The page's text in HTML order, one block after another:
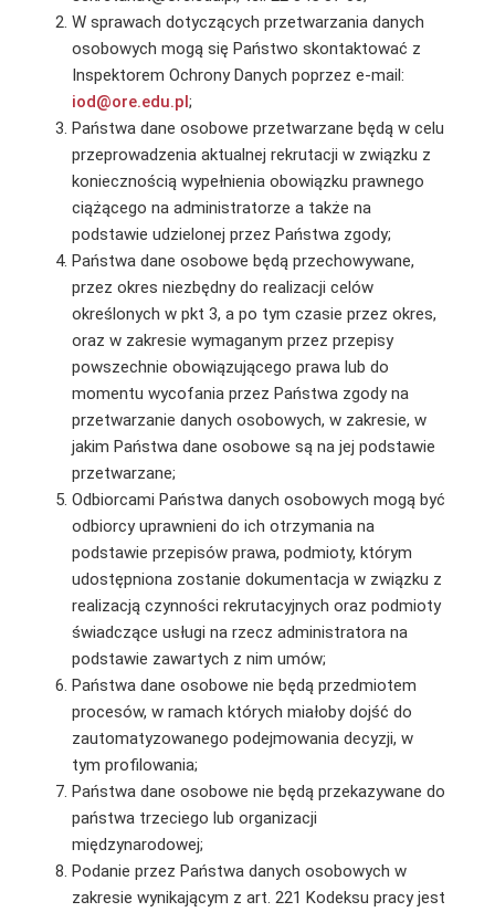
W sprawach dotyczących przetwarzania danych
osobowych mogą się Państwo skontaktować z
Inspektorem Ochrony Danych poprzez e-mail:
iod@ore.edu.pl;
Państwa dane osobowe przetwarzane będą w celu
przeprowadzenia aktualnej rekrutacji w związku z
koniecznością wypełnienia obowiązku prawnego
ciążącego na administratorze a także na
podstawie udzielonej przez Państwa zgody;
Państwa dane osobowe będą przechowywane,
przez okres niezbędny do realizacji celów
określonych w pkt 3, a po tym czasie przez okres,
oraz w zakresie wymaganym przez przepisy
powszechnie obowiązującego prawa lub do
momentu wycofania przez Państwa zgody na
przetwarzanie danych osobowych, w zakresie, w
jakim Państwa dane osobowe są na jej podstawie
przetwarzane;
Odbiorcami Państwa danych osobowych mogą być
odbiorcy uprawnieni do ich otrzymania na
podstawie przepisów prawa, podmioty, którym
udostępniona zostanie dokumentacja w związku z
realizacją czynności rekrutacyjnych oraz podmioty
świadczące usługi na rzecz administratora na
podstawie zawartych z nim umów;
Państwa dane osobowe nie będą przedmiotem
procesów, w ramach których miałoby dojść do
zautomatyzowanego podejmowania decyzji, w
tym profilowania;
Państwa dane osobowe nie będą przekazywane do
państwa trzeciego lub organizacji
międzynarodowej;
Podanie przez Państwa danych osobowych w
zakresie wynikającym z art. 221 Kodeksu pracy jest